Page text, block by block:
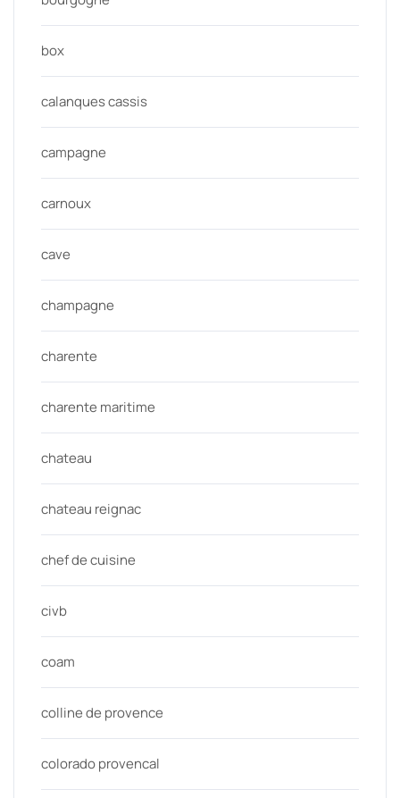
box
calanques cassis
campagne
carnoux
cave
champagne
charente
charente maritime
chateau
chateau reignac
chef de cuisine
civb
coam
colline de provence
colorado provencal